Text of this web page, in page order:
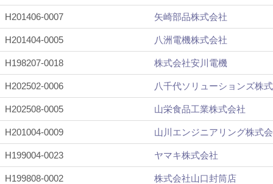
H201406-0007 矢崎部品株式会社
H201404-0005 八洲電機株式会社
H198207-0018 株式会社安川電機
H202502-0006 八千代ソリューションズ株
H202508-0005 山栄食品工業株式会社
H201004-0009 山川エンジニアリング株式
H199004-0023 ヤマキ株式会社
H199808-0002 株式会社山口封筒店